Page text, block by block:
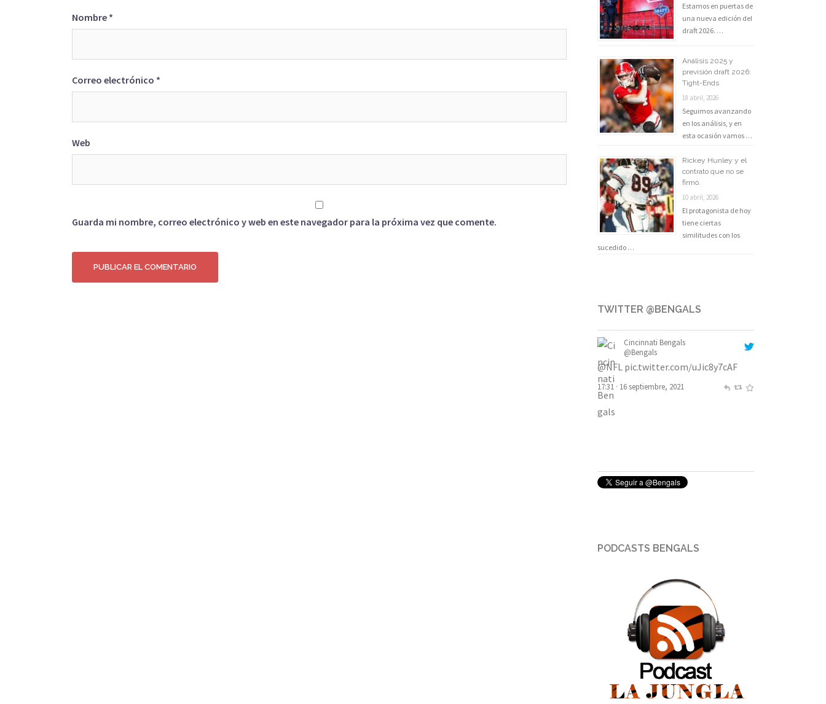
Nombre *
Correo electrónico *
Web
Guarda mi nombre, correo electrónico y web en este navegador para la próxima vez que comente.
Estamos en puertas de
una nueva edición del
draft 2026. …
Análisis 2025 y
previsión draft 2026:
Tight-Ends
18 abril, 2026
Seguimos avanzando
en los análisis, y en
esta ocasión vamos …
Rickey Hunley y el
contrato que no se
firmó.
10 abril, 2026
El protagonista de hoy
tiene ciertas
similitudes con los
sucedido …
TWITTER @BENGALS
Cincinnati Bengals
@Bengals
@NFL pic.twitter.com/uJic8y7cAF
17:31 · 16 septiembre, 2021
PODCASTS BENGALS